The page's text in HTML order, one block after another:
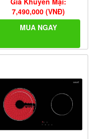
7,490,000 (VNĐ)
MUA NGAY